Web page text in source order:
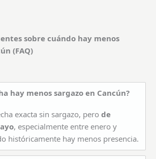
sobre cuándo hay menos
(FAQ)
hay menos sargazo en Cancún?
exacta sin sargazo, pero de
, especialmente entre enero y
históricamente hay menos presencia.